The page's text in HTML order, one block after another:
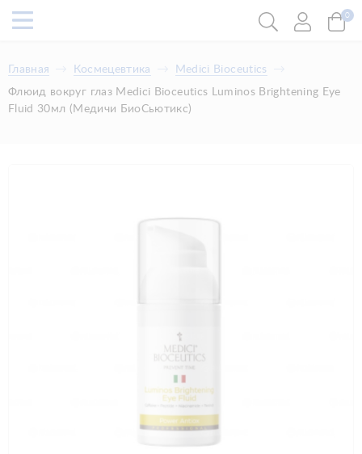
0
Главная Космецевтика
Medici Bioceutics
Флюид вокруг глаз Medici Bioceutics Luminos Brightening Eye
Fluid 30мл (Медичи БиоСьютикс)